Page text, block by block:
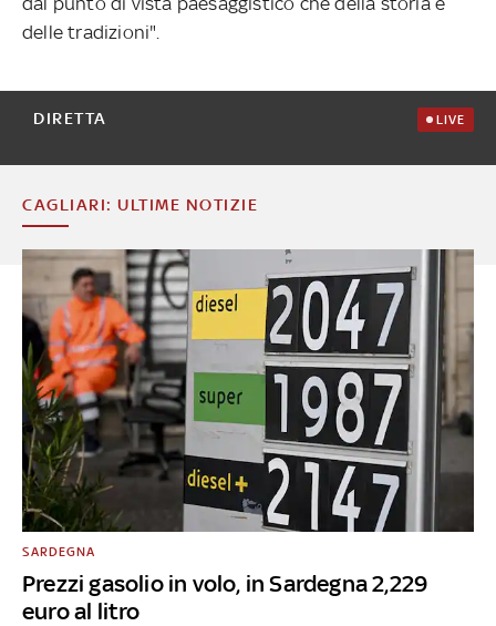
delle tradizioni".
DIRETTA LIVE
CAGLIARI: ULTIME NOTIZIE
Prezzi gasolio in volo, in Sardegna 2,229
euro al litro
SARDEGNA